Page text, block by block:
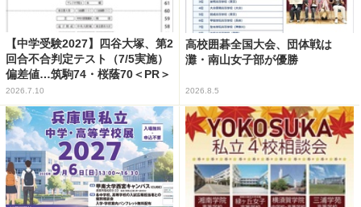
【中学受験2027】四谷大塚、第2
回合不合判定テスト（7/5実施）
偏差値…筑駒74・桜蔭70＜PR＞
2026.7.10
高校囲碁全国大会、団体戦は
灘・南山女子部が優勝
2026.8.5